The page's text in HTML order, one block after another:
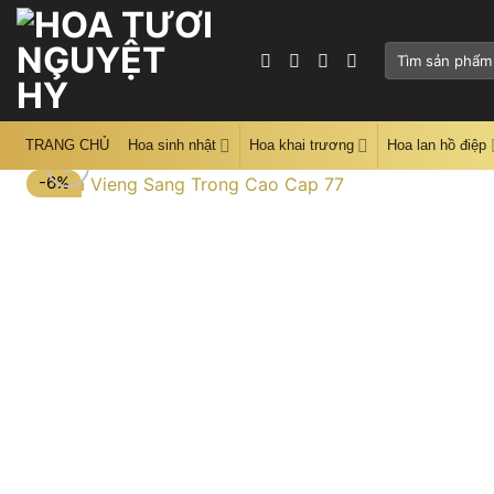
Skip
content
Tìm
TRANG CHỦ Hoa sinh nhật Hoa khai trương Hoa lan hồ điệp
-6%